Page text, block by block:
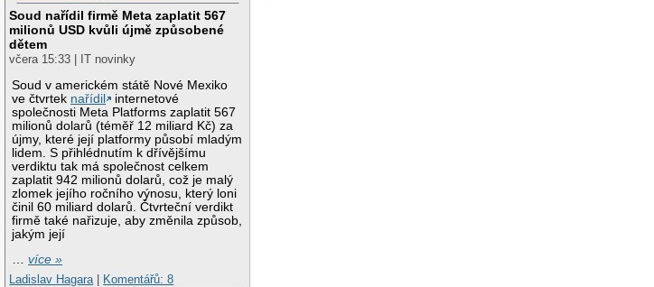
Soud nařídil firmě Meta zaplatit 567
milionů USD kvůli újmě způsobené
dětem
včera 15:33 | IT novinky
Soud v americkém státě Nové Mexiko
ve čtvrtek nařídil
internetové
společnosti Meta Platforms zaplatit 567
milionů dolarů (téměř 12 miliard Kč) za
újmy, které její platformy působí mladým
lidem. S přihlédnutím k dřívějšímu
verdiktu tak má společnost celkem
zaplatit 942 milionů dolarů, což je malý
zlomek jejího ročního výnosu, který loni
činil 60 miliard dolarů. Čtvrteční verdikt
firmě také nařizuje, aby změnila způsob,
jakým její
…více »
Ladislav Hagara
Komentářů: 8